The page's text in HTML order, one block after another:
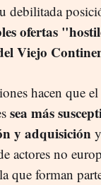
debilitada
ofertas
Viejo
hacen que
sea más
y adquisición
actores no
que forman